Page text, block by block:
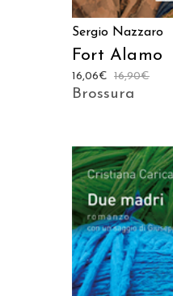
Sergio Nazzaro
Fort Alamo
16,90€
16,06€
Brossura